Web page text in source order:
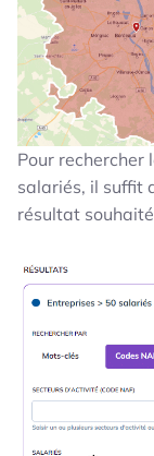
Pour rechercher
salariés, il suffit
résultat